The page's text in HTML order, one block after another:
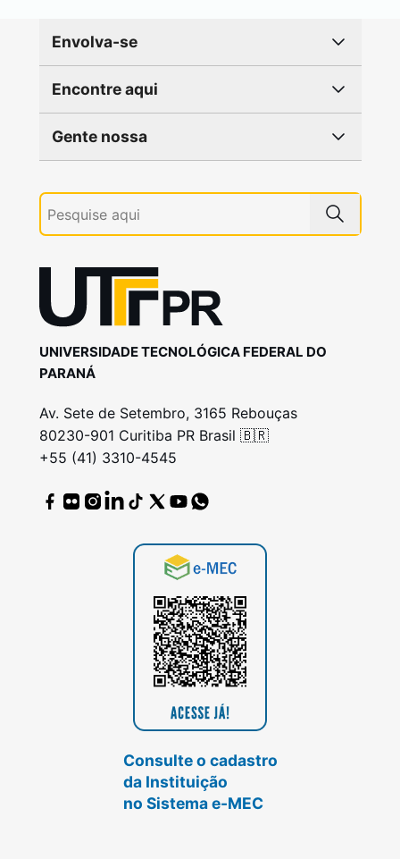
Envolva-se
Encontre aqui
Gente nossa
UNIVERSIDADE TECNOLÓGICA FEDERAL DO
PARANÁ
Av. Sete de Setembro, 3165 Rebouças
80230-901 Curitiba PR Brasil 🇧🇷
+55 (41) 3310-4545
Consulte o cadastro
da Instituição
no Sistema e-MEC